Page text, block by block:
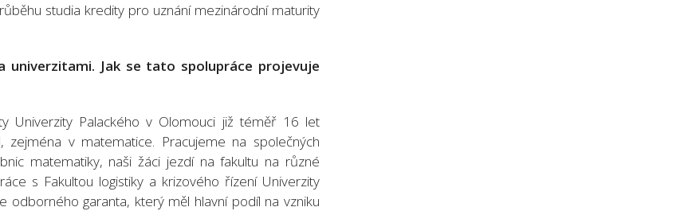
studia kredity pro uznání mezinárodní maturity
univerzitami. Jak se tato spolupráce projevuje
Univerzity Palackého v Olomouci již téměř 16 let
v matematice. Pracujeme na společných
matematiky, naši žáci jezdí na fakultu na různé
s Fakultou logistiky a krizového řízení Univerzity
garanta, který měl hlavní podíl na vzniku